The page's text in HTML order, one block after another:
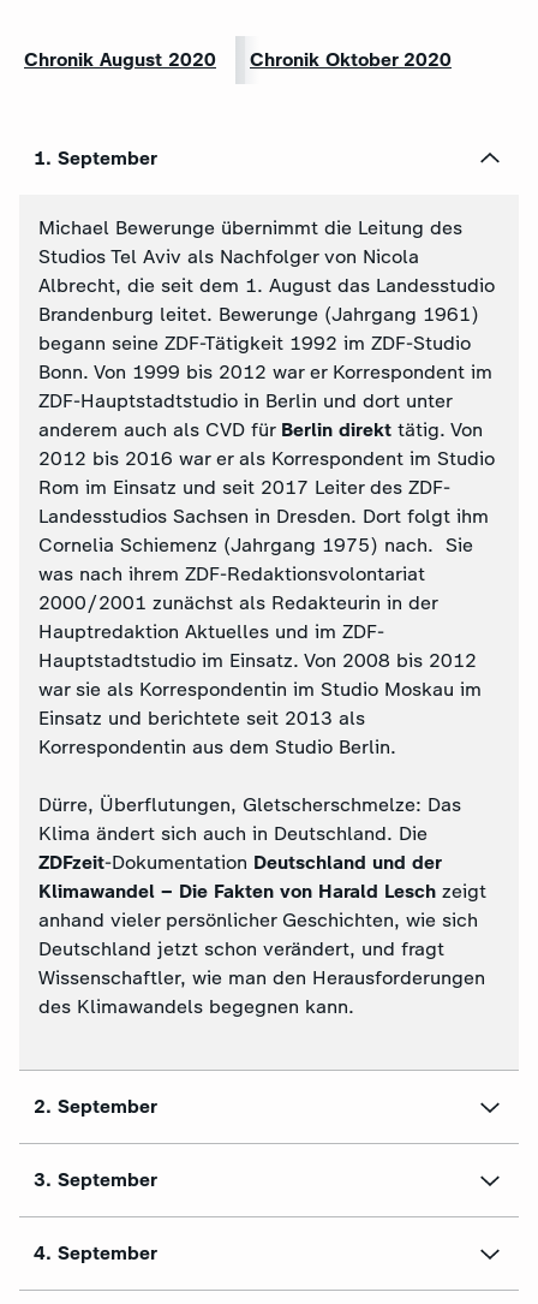
Chronik August 2020 Chronik Oktober 2020
1. September
Michael Bewerunge übernimmt die Leitung des
Studios Tel Aviv als Nachfolger von Nicola
Albrecht, die seit dem 1. August das Landesstudio
Brandenburg leitet. Bewerunge (Jahrgang 1961)
begann seine ZDF-Tätigkeit 1992 im ZDF-Studio
Bonn. Von 1999 bis 2012 war er Korrespondent im
ZDF-Hauptstadtstudio in Berlin und dort unter
anderem auch als CVD für Berlin direkt tätig. Von
2012 bis 2016 war er als Korrespondent im Studio
Rom im Einsatz und seit 2017 Leiter des ZDF-
Landesstudios Sachsen in Dresden. Dort folgt ihm
Cornelia Schiemenz (Jahrgang 1975) nach. Sie
was nach ihrem ZDF-Redaktionsvolontariat
2000/2001 zunächst als Redakteurin in der
Hauptredaktion Aktuelles und im ZDF-
Hauptstadtstudio im Einsatz. Von 2008 bis 2012
war sie als Korrespondentin im Studio Moskau im
Einsatz und berichtete seit 2013 als
Korrespondentin aus dem Studio Berlin.
Dürre, Überflutungen, Gletscherschmelze: Das
Klima ändert sich auch in Deutschland. Die
ZDFzeit-Dokumentation Deutschland und der
Klimawandel – Die Fakten von Harald Lesch zeigt
anhand vieler persönlicher Geschichten, wie sich
Deutschland jetzt schon verändert, und fragt
Wissenschaftler, wie man den Herausforderungen
des Klimawandels begegnen kann.
2. September
3. September
4. September